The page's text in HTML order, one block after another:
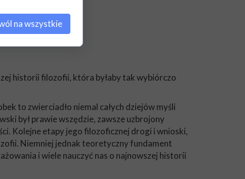
historii filozofii, która byłaby tak wybiórczo
to zwierciadło niemal całych dziejów myśli
był prawie wszędzie, zawsze uzbrojony
Kolejne etapy jego filozoficznej drogi i wnioski,
Niemniej jednak teoretyczny fundament
i wiele nauczyć nas o najnowszej historii
na wszystkie